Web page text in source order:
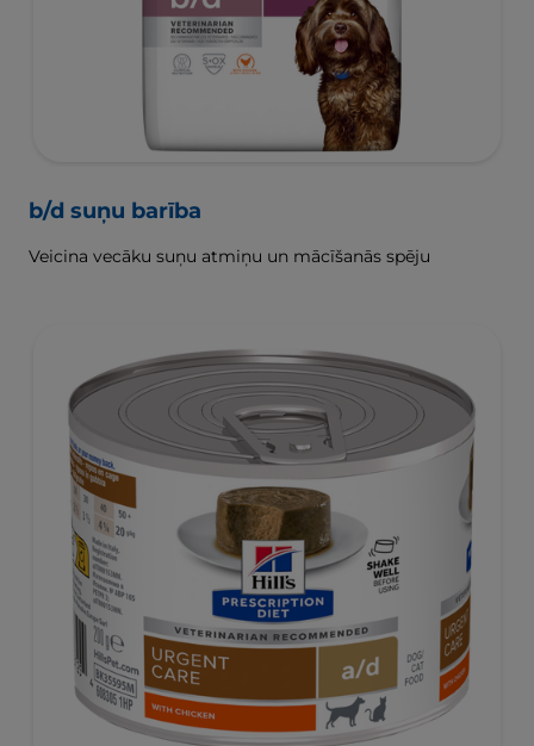
b/d suņu barība
Veicina vecāku suņu atmiņu un mācīšanās spēju